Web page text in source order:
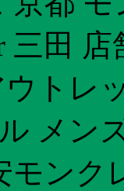
三田
トレ
メン
モン